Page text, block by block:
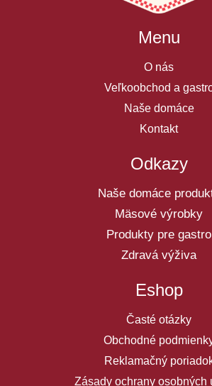
Menu
O nás
Veľkoobchod a
Naše domáce
Kontakt
Odkazy
Naše domáce
Mäsové výrobky
Produkty pre gastro
Zdravá výživa
Eshop
Časté otázky
Obchodné
Reklamačný
Zásady ochrany osobných